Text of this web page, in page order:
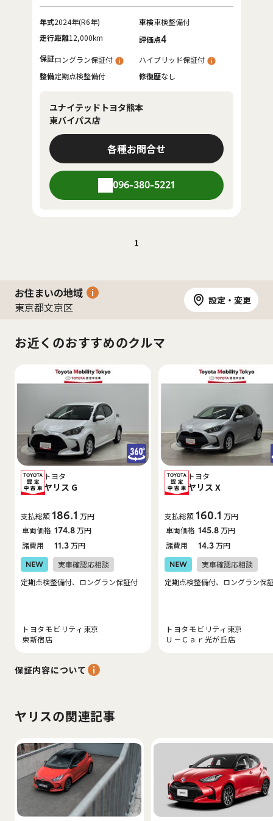
年式2024年(R6年) 車検車検整備付
走行距離12,000km 評価点4
保証ロングラン保証付
ハイブリッド保証付
整備定期点検整備付 修復歴なし
ユナイテッドトヨタ熊本
東バイパス店
各種お問合せ
096-380-5221
1
お住まいの地域
東京都文京区
設定・変更
お近くのおすすめのクルマ
トヨタ
ヤリス G
支払総額 186.1 万円
車両価格 174.8万円
諸費用
11.3万円
定期点検整備付、ロングラン保証付
トヨタモビリティ東京
東新宿店
トヨタ
ヤリス X
支払総額 160.1 万円
車両価格 145.8万円
諸費用
14.3万円
定期点検整備付、ロングラン保
トヨタモビリティ東京
Ｕ－Ｃａｒ光が丘店
保証内容について
ヤリスの関連記事